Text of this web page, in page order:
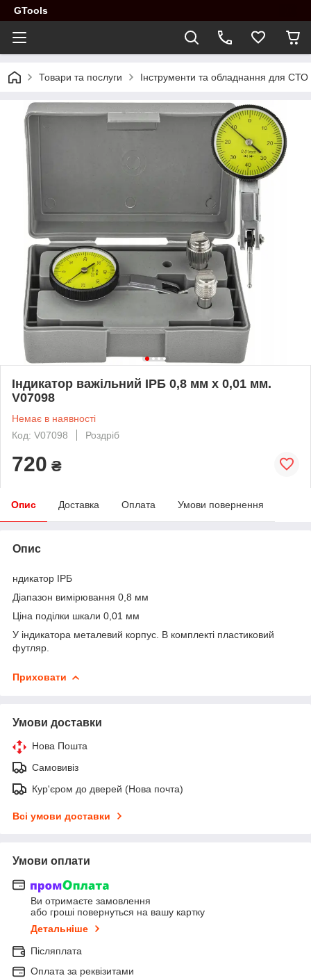
GTools
Товари та послуги Інструменти та обладнання для СТО
Індикатор важільний ІРБ 0,8 мм х 0,01 мм.
V07098
Немає в наявності
Код: V07098
Роздріб
720 ₴
Опис Доставка Оплата Умови повернення
Опис
ндикатор ІРБ
Діапазон вимірювання 0,8 мм
Ціна поділки шкали 0,01 мм
У індикатора металевий корпус. В комплекті пластиковий
футляр.
Приховати
Умови доставки
Нова Пошта
Самовивіз
Кур'єром до дверей (Нова почта)
Всі умови доставки
Умови оплати
Ви отримаєте замовлення
або гроші повернуться на вашу картку
Детальніше
Післяплата
Оплата за реквізитами